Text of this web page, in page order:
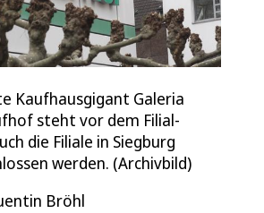
Kaufhausgigant Galeria
steht vor dem Filial-
die Filiale in Siegburg
werden. (Archivbild)
Bröhl